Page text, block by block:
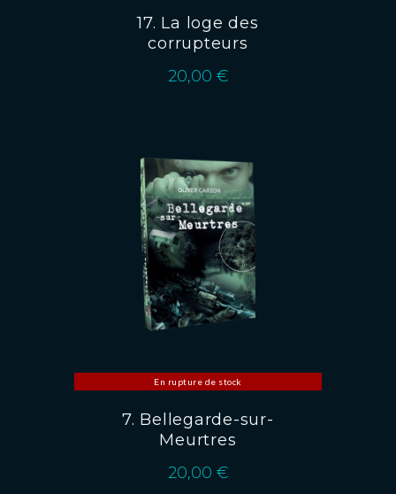
17. La loge des
corrupteurs
20,00 €
En rupture de stock
7. Bellegarde-sur-
Meurtres
20,00 €